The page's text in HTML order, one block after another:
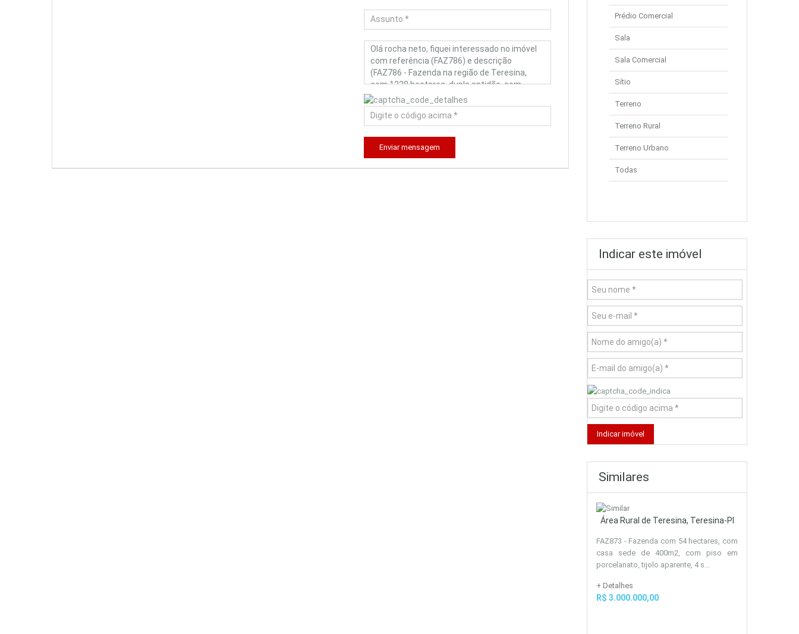
Enviar mensagem
Prédio Comercial
Sala
Sala Comercial
Sítio
Terreno
Terreno Rural
Terreno Urbano
Todas
Indicar este imóvel
Similares
Área Rural de Teresina, Teresina-PI
FAZ873 - Fazenda com 54 hectares, com
casa sede de 400m2, com piso em
porcelanato, tijolo aparente, 4 s...
+ Detalhes
R$ 3.000.000,00